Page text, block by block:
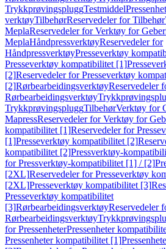
TrykkprøvingspluggTestmiddel
verktøyTilbehørReservedeler for Tilbehør
MeplaReservedeler for Verktøy for
MeplaHåndpressverktøyReservedeler for
HåndpressverktøyPresseverktøy
Presseverktøy kompatibilitet [1]
[2]Reservedeler for Presseverktøy
[2]RørbearbeidingsverktøyReservedeler
Rørbearbeidingsverktøy
TrykkprøvingspluggTilbehørVerktøy for
MapressReservedeler for Verktøy for
kompatibilitet [1]Reservedeler for
[1]Presseverktøy kompatibilitet [2]
kompatibilitet [2]Pressverktøy-
for Pressverktøy-kompatibilitet [1] / [2]
[2XL]Reservedeler for Presseverktøy
[2XL]Presseverktøy kompatibilitet [3]
Presseverktøy kompatibilitet
[3]RørbearbeidingsverktøyReservedeler
Rørbearbeidingsverktøy
for PressenheterPressenheter
Pressenheter kompatibilitet [1]